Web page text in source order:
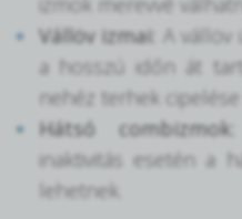
Vállöv izmai: A
a hosszú időn át
nehéz terhek cipelése
Hátsó
inaktivitás esetén a
lehetnek.